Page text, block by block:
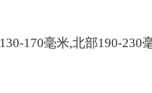
130-170毫米,北部190-230